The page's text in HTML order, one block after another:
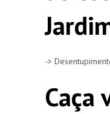
->
Caça